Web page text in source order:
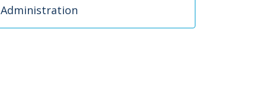
Administration